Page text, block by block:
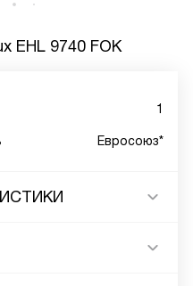
EHL 9740 FOK
1
Евросоюз*